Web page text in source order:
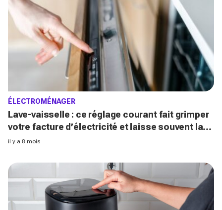
ÉLECTROMÉNAGER
Lave-vaisselle : ce réglage courant fait grimper
votre facture d’électricité et laisse souvent la
vaisselle sale (changez-le vite !)
il y a 8 mois